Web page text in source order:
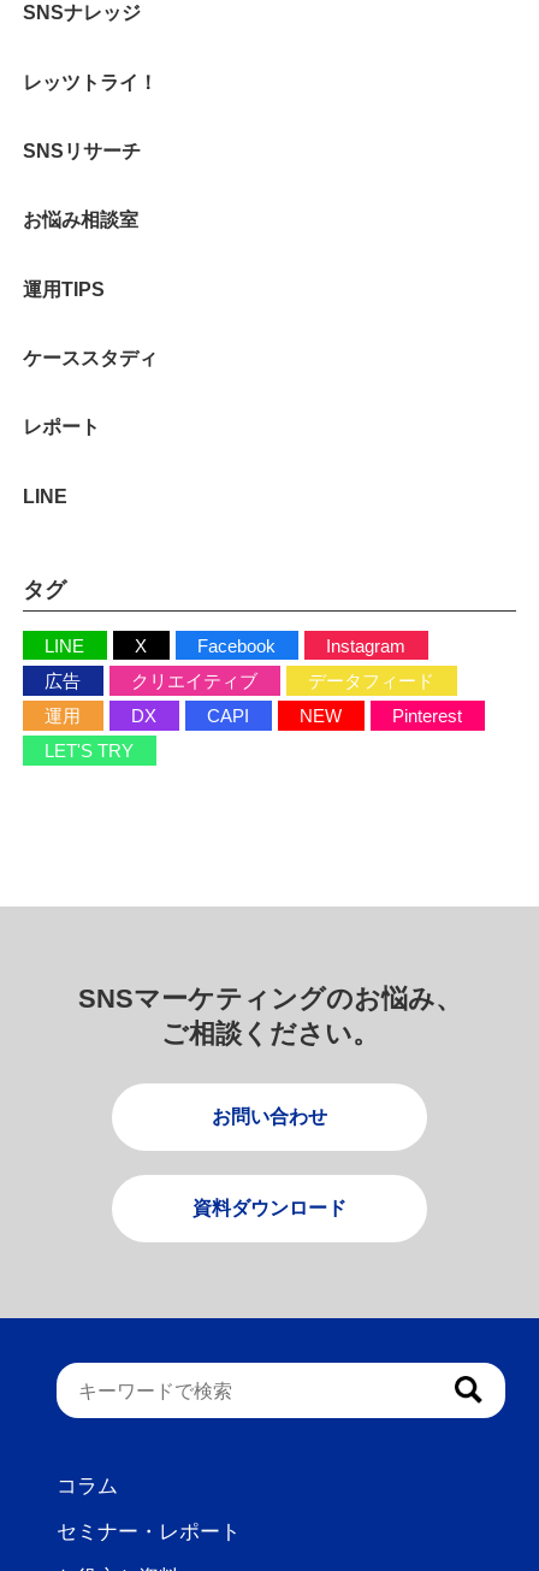
SNSナレッジ
レッツトライ！
SNSリサーチ
お悩み相談室
運用TIPS
ケーススタディ
レポート
LINE
タグ
LINE X Facebook
Instagram
広告
クリエイティブ
データフィード
運用
DX CAPI NEW
Pinterest
LET'S TRY
SNSマーケティングのお悩み、
ご相談ください。
お問い合わせ
資料ダウンロード
コラム
セミナー・レポート
検
索: